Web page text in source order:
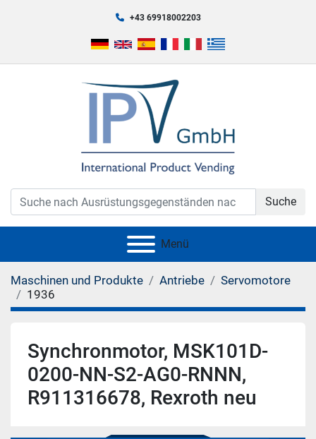
+43 69918002203
Suche
Menü
Maschinen und Produkte Antriebe
Servomotore
1936
Synchronmotor, MSK101D-
0200-NN-S2-AG0-RNNN,
R911316678, Rexroth neu